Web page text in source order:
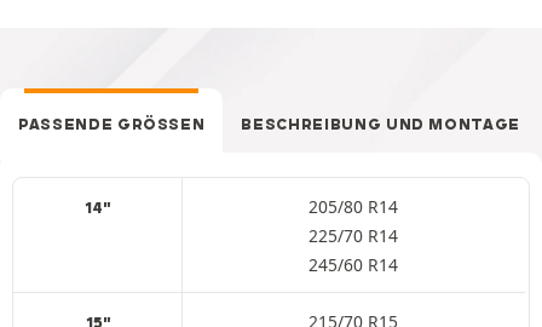
PASSENDE GRÖSSEN BESCHREIBUNG UND MONTAGE
14"
205/80 R14
225/70 R14
245/60 R14
15"
215/70 R15